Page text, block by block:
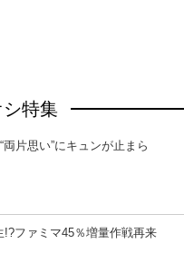
特集
片思い”にキュンが止まら
ファミマ45％増量作戦再来